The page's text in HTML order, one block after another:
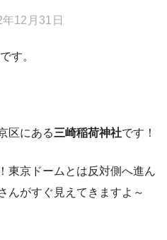
12月31日
す。
区にある三崎稲荷神社です！
東京ドームとは反対側へ進ん
んがすぐ見えてきますよ～